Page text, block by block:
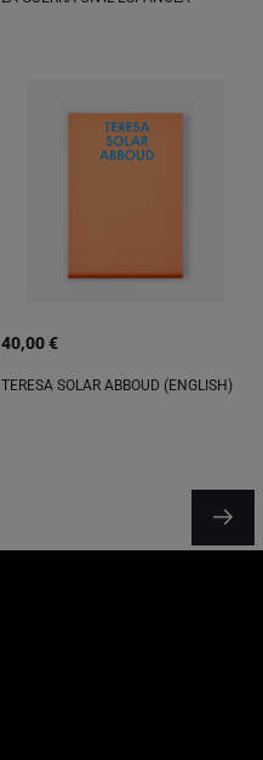
40,00 €
TERESA SOLAR ABBOUD (ENGLISH)